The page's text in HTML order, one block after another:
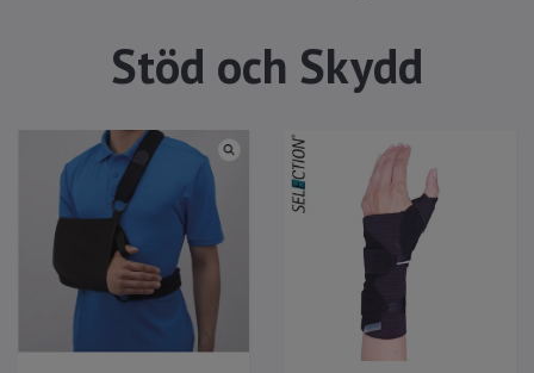
Stöd och Skydd